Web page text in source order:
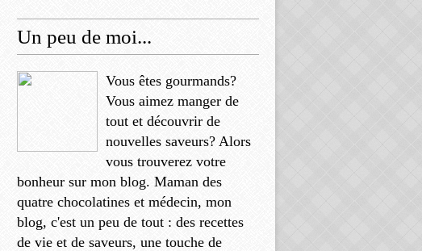
Un peu de moi...
Vous êtes gourmands?
Vous aimez manger de
tout et découvrir de
nouvelles saveurs? Alors
vous trouverez votre
bonheur sur mon blog. Maman des
quatre chocolatines et médecin, mon
blog, c'est un peu de tout : des recettes
de vie et de saveurs, une touche de